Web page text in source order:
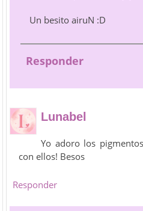
Un besito airuN :D
Responder
Lunabel
Yo adoro los
con ellos! Besos
Responder